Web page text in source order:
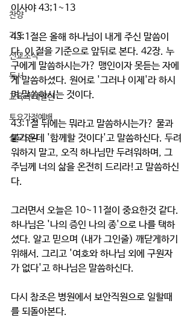
찬양
기도
선교소식
독서
교육과 테필린
토요가정예배
설교요약
이사야 43;1~13
43:1절은 올해 하나님이 내게 주신 말씀이
다. 이 절을 기준으로 앞뒤로 본다. 42장. 누
구에게 말씀하시는가? 맹인이자 못듣는 자에
게 말씀하셨다. 원어로 '그러나 이제'라 하시
며 말씀하시는 것이다.
43:1절 뒤에는 뭐라고 말씀하시는가? 물과
불가운데 '함께할 것이다'고 말씀하신다. 두려
워하지 말고, 오직 하나님만 두려워하며, 그
주님께 너의 삶을 온전히 드리라!고 말씀하신
다.
그러면서 오늘은 10~11절이 중요한것 같다.
하나님은 '나의 증인 나의 종'으로 나를 택하
셨다. 알고 믿으며 (내가 그인줄) 깨닫게하기
위해서. 그리고 '여호와 하나님 외에 구원자
가 없다'고 하나님은 말씀하신다.
다시 참조은 병원에서 보안직원으로 일할때
를 되돌아본다.